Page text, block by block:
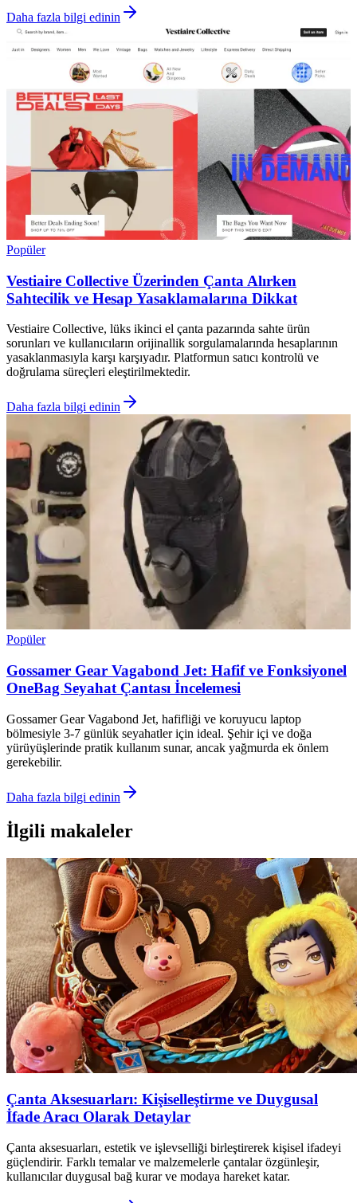
Daha fazla bilgi edinin
Popüler
Vestiaire Collective Üzerinden Çanta Alırken
Sahtecilik ve Hesap Yasaklamalarına Dikkat
Vestiaire Collective, lüks ikinci el çanta pazarında sahte ürün
sorunları ve kullanıcıların orijinallik sorgulamalarında hesaplarının
yasaklanmasıyla karşı karşıyadır. Platformun satıcı kontrolü ve
doğrulama süreçleri eleştirilmektedir.
Daha fazla bilgi edinin
Popüler
Gossamer Gear Vagabond Jet: Hafif ve Fonksiyonel
OneBag Seyahat Çantası İncelemesi
Gossamer Gear Vagabond Jet, hafifliği ve koruyucu laptop
bölmesiyle 3-7 günlük seyahatler için ideal. Şehir içi ve doğa
yürüyüşlerinde pratik kullanım sunar, ancak yağmurda ek önlem
gerekebilir.
Daha fazla bilgi edinin
İlgili makaleler
Çanta Aksesuarları: Kişiselleştirme ve Duygusal
İfade Aracı Olarak Detaylar
Çanta aksesuarları, estetik ve işlevselliği birleştirerek kişisel ifadeyi
güçlendirir. Farklı temalar ve malzemelerle çantalar özgünleşir,
kullanıcılar duygusal bağ kurar ve modaya hareket katar.